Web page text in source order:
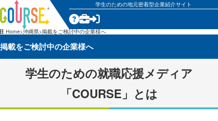
学生のための地元密着型企業紹介サイト
Home 沖縄県 掲載をご検討中の企業様へ
掲載をご検討中の企業様へ
学生のための就職応援メディア
「COURSE」とは